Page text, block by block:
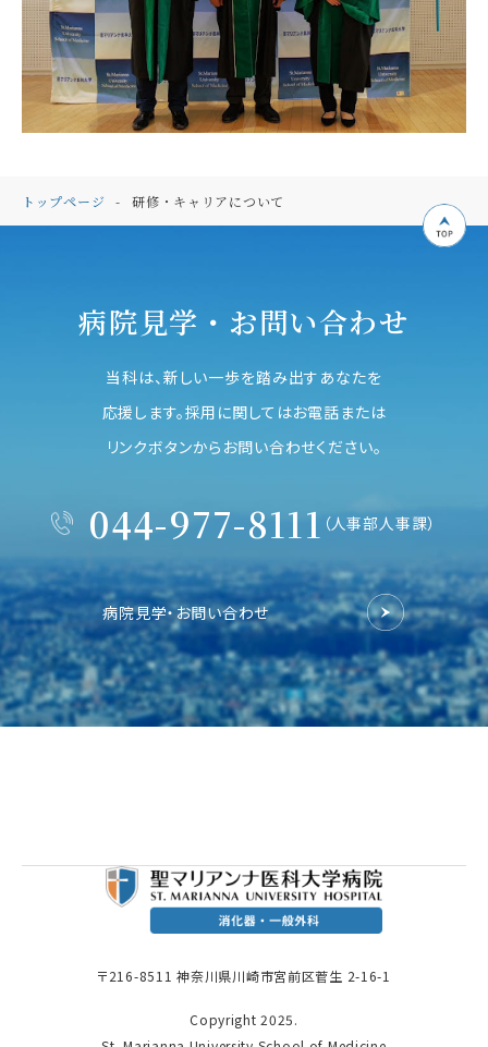
トップページ 研修・キャリアについて
病院見学・お問い合わせ
当科は、新しい一歩を踏み出すあなたを
応援します。採用に関してはお電話または
リンクボタンからお問い合わせください。
044-977-8111 （人事部人事課）
病院見学・お問い合わせ
〒216-8511 神奈川県川崎市宮前区菅生 2-16-1
Copyright 2025.